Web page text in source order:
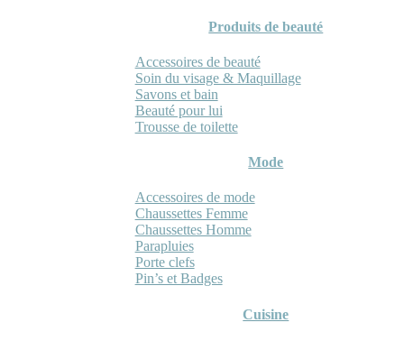
Produits de beauté
Accessoires de beauté
Soin du visage & Maquillage
Savons et bain
Beauté pour lui
Trousse de toilette
Mode
Accessoires de mode
Chaussettes Femme
Chaussettes Homme
Parapluies
Porte clefs
Pin’s et Badges
Cuisine